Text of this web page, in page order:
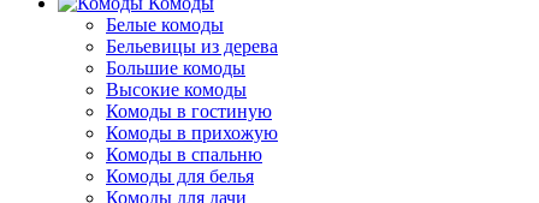
Белые комоды
Бельевицы из дерева
Большие комоды
Высокие комоды
Комоды в гостиную
Комоды в прихожую
Комоды в спальню
Комоды для белья
Комоды для дачи